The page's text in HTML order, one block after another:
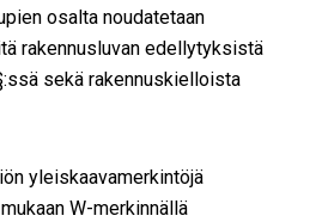
osalta noudatetaan
rakennusluvan edellytyksistä
sekä rakennuskielloista
yleiskaavamerkintöjä
W-merkinnällä